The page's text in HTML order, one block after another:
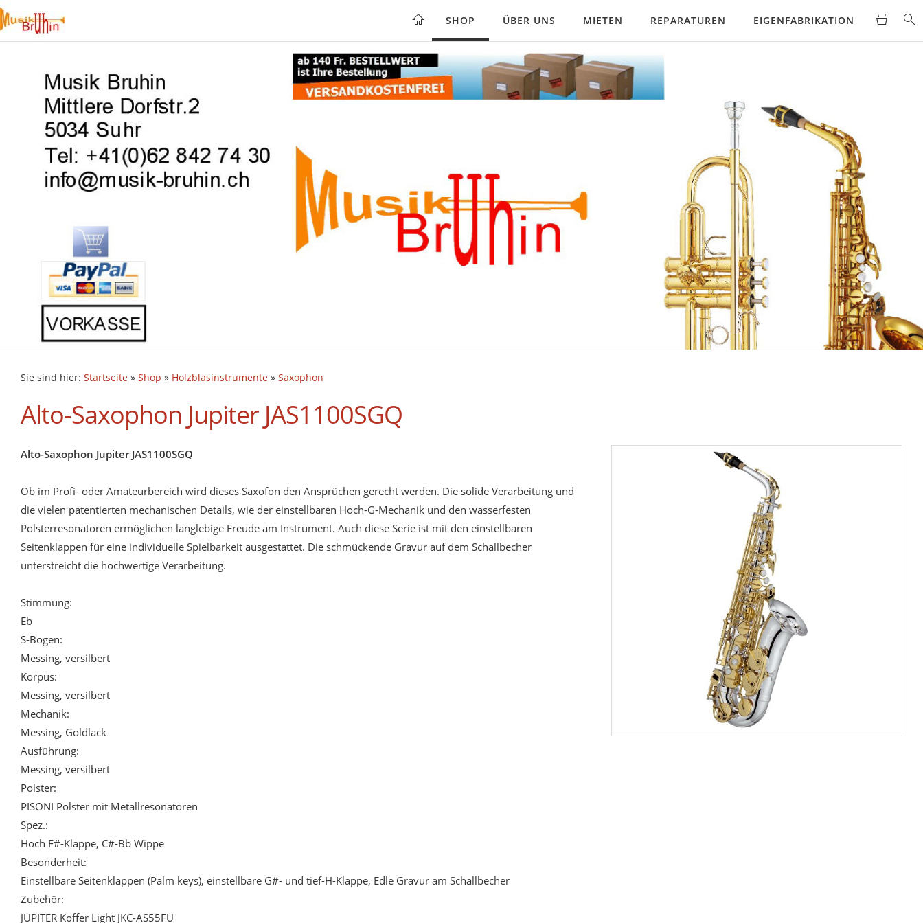
SHOP ÜBER UNS MIETEN REPARATUREN EIGENFABRIKATION
Sie sind hier: Startseite » Shop » Holzblasinstrumente » Saxophon
Alto-Saxophon Jupiter JAS1100SGQ
Alto-Saxophon Jupiter JAS1100SGQ
Ob im Profi- oder Amateurbereich wird dieses Saxofon den Ansprüchen gerecht werden. Die solide Verarbeitung und
die vielen patentierten mechanischen Details, wie der einstellbaren Hoch-G-Mechanik und den wasserfesten
Polsterresonatoren ermöglichen langlebige Freude am Instrument. Auch diese Serie ist mit den einstellbaren
Seitenklappen für eine individuelle Spielbarkeit ausgestattet. Die schmückende Gravur auf dem Schallbecher
unterstreicht die hochwertige Verarbeitung.
Stimmung:
Eb
S-Bogen:
Messing, versilbert
Korpus:
Messing, versilbert
Mechanik:
Messing, Goldlack
Ausführung:
Messing, versilbert
Polster:
PISONI Polster mit Metallresonatoren
Spez.:
Hoch F#-Klappe, C#-Bb Wippe
Besonderheit:
Einstellbare Seitenklappen (Palm keys), einstellbare G#- und tief-H-Klappe, Edle Gravur am Schallbecher
Zubehör:
JUPITER Koffer Light JKC-AS55FU